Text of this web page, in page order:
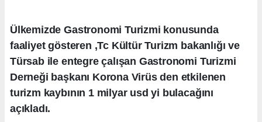
Ülkemizde Gastronomi Turizmi konusunda
faaliyet gösteren ,Tc Kültür Turizm bakanlığı ve
Türsab ile entegre çalışan Gastronomi Turizmi
Derneği başkanı Korona Virüs den etkilenen
turizm kaybının 1 milyar usd yi bulacağını
açıkladı.